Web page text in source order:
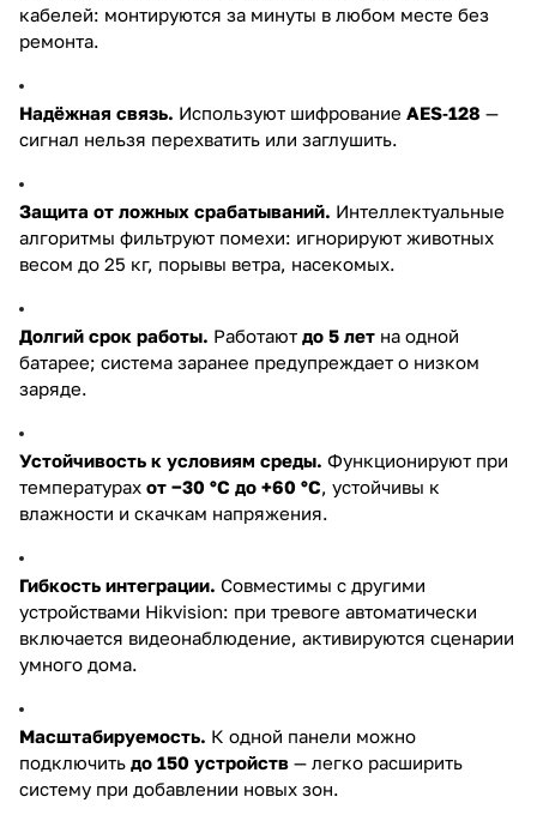
кабелей: монтируются за минуты в любом месте без
ремонта.
Надёжная связь. Используют шифрование AES‑128 —
сигнал нельзя перехватить или заглушить.
Защита от ложных срабатываний. Интеллектуальные
алгоритмы фильтруют помехи: игнорируют животных
весом до 25 кг, порывы ветра, насекомых.
Долгий срок работы. Работают до 5 лет на одной
батарее; система заранее предупреждает о низком
заряде.
Устойчивость к условиям среды. Функционируют при
температурах от −30 °C до +60 °C, устойчивы к
влажности и скачкам напряжения.
Гибкость интеграции. Совместимы с другими
устройствами Hikvision: при тревоге автоматически
включается видеонаблюдение, активируются сценарии
умного дома.
Масштабируемость. К одной панели можно
подключить до 150 устройств — легко расширить
систему при добавлении новых зон.